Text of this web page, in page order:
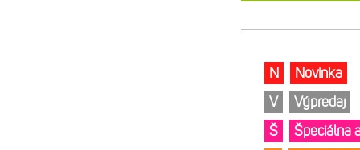
N
Novinka
V
Výpredaj
Š
Špeciálna